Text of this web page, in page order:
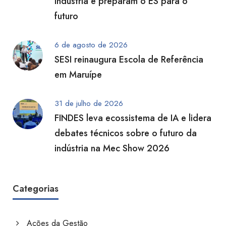
futuro
6 de agosto de 2026
SESI reinaugura Escola de Referência
em Maruípe
31 de julho de 2026
FINDES leva ecossistema de IA e lidera
debates técnicos sobre o futuro da
indústria na Mec Show 2026
Categorias
Ações da Gestão